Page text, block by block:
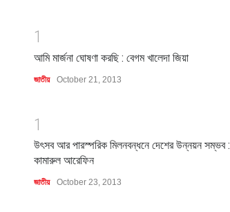
1
আমি মার্জনা ঘোষণা করছি : বেগম খালেদা জিয়া
জাতীয় October 21, 2013
1
উৎসব আর পারস্পরিক মিলনবন্ধনে দেশের উন্নয়ন সম্ভব :
কামারুল আরেফিন
জাতীয় October 23, 2013